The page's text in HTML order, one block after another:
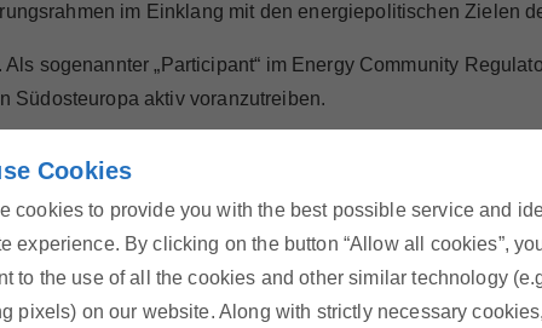
Cookies
cookies to provide you with the best possible service and
experience. By clicking on the button “Allow all cookies”,
to the use of all the cookies and other similar technology
pixels) on our website. Along with strictly necessary
im Einklang mit den energiepolitischen Zielen
sogenannter „Participant“ im Energy Community
Südosteuropa aktiv voranzutreiben.
Energie-Hotline
Rufen Sie uns kostenlos an oder